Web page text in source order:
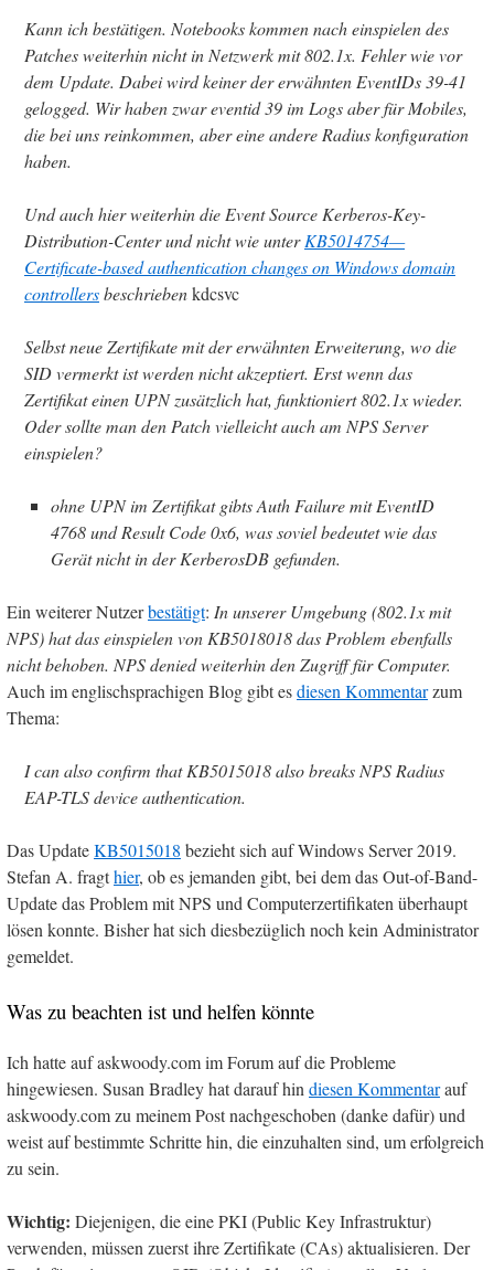
Kann ich bestätigen. Notebooks kommen nach einspielen des
Patches weiterhin nicht in Netzwerk mit 802.1x. Fehler wie vor
dem Update. Dabei wird keiner der erwähnten EventIDs 39-41
gelogged. Wir haben zwar eventid 39 im Logs aber für Mobiles,
die bei uns reinkommen, aber eine andere Radius konfiguration
haben.
Und auch hier weiterhin die Event Source Kerberos-Key-
Distribution-Center und nicht wie unterKB5014754—
Certificate-based authentication changes on Windows domain
controllersbeschriebenkdcsvc
Selbst neue Zertifikate mit der erwähnten Erweiterung, wo die
SID vermerkt ist werden nicht akzeptiert. Erst wenn das
Zertifikat einen UPN zusätzlich hat, funktioniert 802.1x wieder.
Oder sollte man den Patch vielleicht auch am NPS Server
einspielen?
ohne UPN im Zertifikat gibts Auth Failure mit EventID
4768 und Result Code 0x6, was soviel bedeutet wie das
Gerät nicht in der KerberosDB gefunden.
Ein weiterer Nutzerbestätigt: In unserer Umgebung (802.1x mit
NPS) hat das einspielen von KB5018018 das Problem ebenfalls
nicht behoben. NPS denied weiterhin den Zugriff für Computer.
Auch im englischsprachigen Blog gibt esdiesen Kommentarzum
Thema:
I can also confirm that KB5015018 also breaks NPS Radius
EAP-TLS device authentication.
Das UpdateKB5015018 bezieht sich auf Windows Server 2019.
Stefan A. fragthier, ob es jemanden gibt, bei dem das Out-of-Band-
Update das Problem mit NPS und Computerzertifikaten überhaupt
lösen konnte. Bisher hat sich diesbezüglich noch kein Administrator
gemeldet.
Was zu beachten ist und helfen könnte
Ich hatte auf askwoody.com im Forum auf die Probleme
hingewiesen. Susan Bradley hat darauf hindiesen Kommentarauf
askwoody.com zu meinem Post nachgeschoben (danke dafür) und
weist auf bestimmte Schritte hin, die einzuhalten sind, um erfolgreich
zu sein.
Wichtig: Diejenigen, die eine PKI (Public Key Infrastruktur)
verwenden, müssen zuerst ihre Zertifikate (CAs) aktualisieren. Der